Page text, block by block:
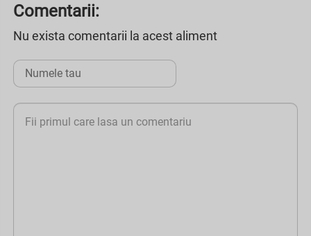
Comentarii:
Nu exista comentarii la acest aliment